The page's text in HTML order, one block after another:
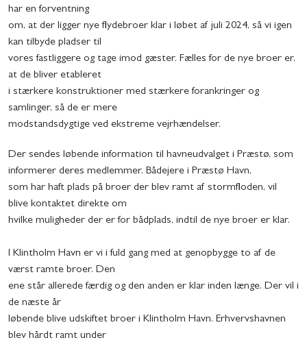
har en forventning
om, at der ligger nye flydebroer klar i løbet af juli 2024, så vi igen
kan tilbyde pladser til
vores fastliggere og tage imod gæster. Fælles for de nye broer er,
at de bliver etableret
i stærkere konstruktioner med stærkere forankringer og
samlinger, så de er mere
modstandsdygtige ved ekstreme vejrhændelser.
Der sendes løbende information til havneudvalget i Præstø, som
informerer deres medlemmer. Bådejere i Præstø Havn,
som har haft plads på broer der blev ramt af stormfloden, vil
blive kontaktet direkte om
hvilke muligheder der er for bådplads, indtil de nye broer er klar.
I Klintholm Havn er vi i fuld gang med at genopbygge to af de
værst ramte broer. Den
ene står allerede færdig og den anden er klar inden længe. Der vil i
de næste år
løbende blive udskiftet broer i Klintholm Havn. Erhvervshavnen
blev hårdt ramt under